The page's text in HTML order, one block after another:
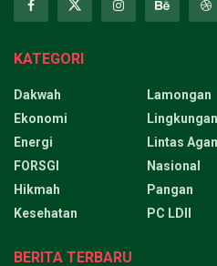
KATEGORI
Dakwah
Ekonomi
Energi
FORSGI
Hikmah
Kesehatan
Lamongan
Lintas
Nasional
Pangan
PC LDII
BERITA TERBARU